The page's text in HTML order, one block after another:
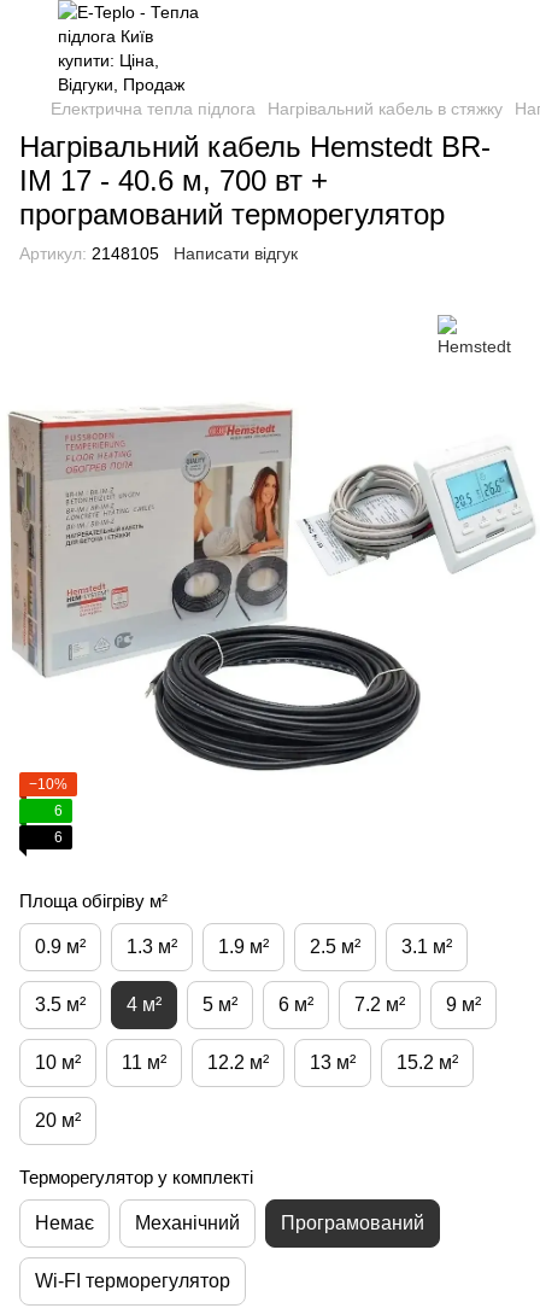
Електрична тепла підлога Нагрівальний кабель в стяжку
Нагрівальний кабель Hemstedt BR-
IM 17 - 40.6 м, 700 вт +
програмований терморегулятор
Артикул: 2148105 Написати відгук
−10%
6
6
Площа обігріву м²
0.9 м² 1.3 м² 1.9 м² 2.5 м² 3.1 м²
3.5 м² 4 м² 5 м² 6 м² 7.2 м² 9 м²
10 м² 11 м² 12.2 м² 13 м² 15.2 м²
20 м²
Терморегулятор у комплекті
Немає Механічний Програмований
Wi-FI терморегулятор